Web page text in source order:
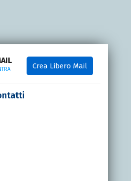
Crea Libero Mail